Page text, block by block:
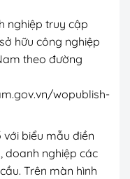
nghiệp truy cập
hữu công nghiệp
theo đường
wopublish-
với biểu mẫu điền
doanh nghiệp các
Trên màn hình